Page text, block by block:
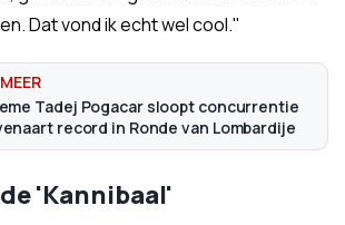
Dat vond ik echt wel cool."
Tadej Pogacar sloopt concurrentie
record in Ronde van Lombardije
'Kannibaal'